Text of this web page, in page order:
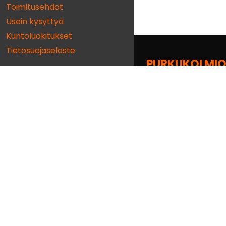
Toimitusehdot
Usein kysyttyä
Kuntoluokitukset
Tietosuojaseloste